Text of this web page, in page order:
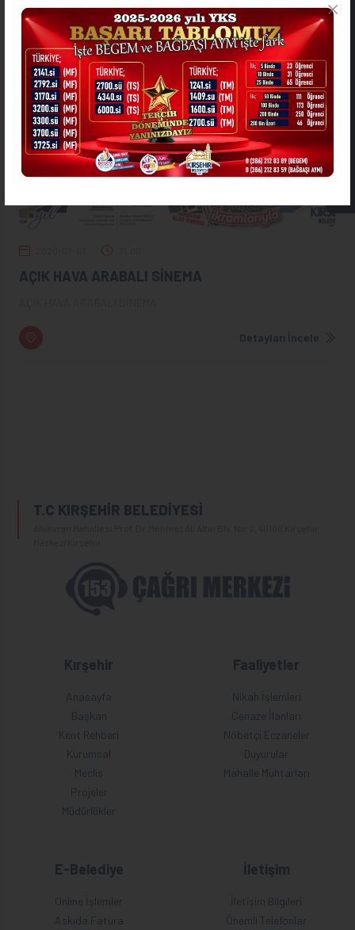
AÇIK HAVA ARABALI SİNEMA
Detayları İncele
T.C KIRŞEHİR BELEDİYESİ
Kırşehir
Anasayfa
Başkan
Kent Rehberi
Kurumsal
Meclis
Projeler
Müdürlükler
Faaliyetler
Nikah İşlemleri
Cenaze İlanları
Nöbetçi Eczaneler
Duyurular
Mahalle Muhtarları
E-Belediye
Online İşlemler
Askıda Fatura
İletişim
İletişim Bilgileri
Önemli Telefonlar
ONLİNE İŞLEMLER